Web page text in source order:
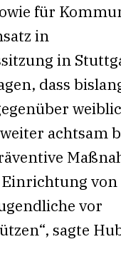
für
in
in
dass
achtsam
Einrichtung von
vor
sagte